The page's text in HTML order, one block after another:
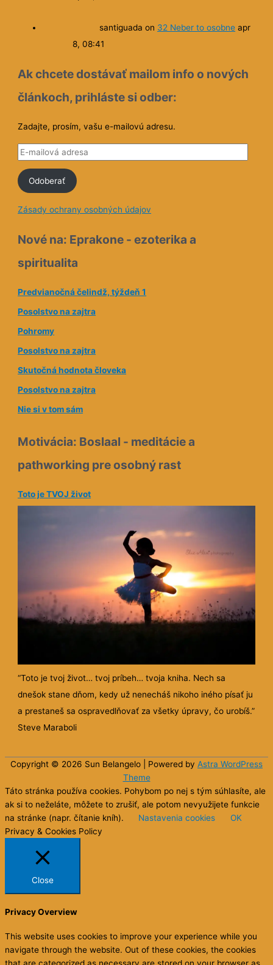
santiguada on 32 Neber to osobne apr
8, 08:41
Ak chcete dostávať mailom info o nových
článkoch, prihláste si odber:
Zadajte, prosím, vašu e-mailovú adresu.
E
m
i
l
v
a
d
r
e
s
Odoberať
Zásady ochrany osobných údajov
Nové na: Eprakone - ezoterika a
spiritualita
Predvianočná čelindž, týždeň 1
Posolstvo na zajtra
Pohromy
Posolstvo na zajtra
Skutočná hodnota človeka
Posolstvo na zajtra
Nie si v tom sám
Motivácia: Boslaal - meditácie a
pathworking pre osobný rast
Toto je TVOJ život
“Toto je tvoj život… tvoj príbeh… tvoja kniha. Nech sa
dnešok stane dňom, kedy už nenecháš nikoho iného písať ju
a prestaneš sa ospravedlňovať za všetky úpravy, čo urobíš.”
Steve Maraboli
Copyright © 2026 Sun Belangelo | Powered by Astra WordPress
Theme
Táto stránka používa cookies. Pohybom po nej s tým súhlasíte, ale
ak si to neželáte, môžete to zrušiť, ale potom nevyužijete funkcie
na stránke (napr. čítanie kníh).
Nastavenia cookies
OK
Privacy & Cookies Policy
Close
Privacy Overview
This website uses cookies to improve your experience while you
navigate through the website. Out of these cookies, the cookies